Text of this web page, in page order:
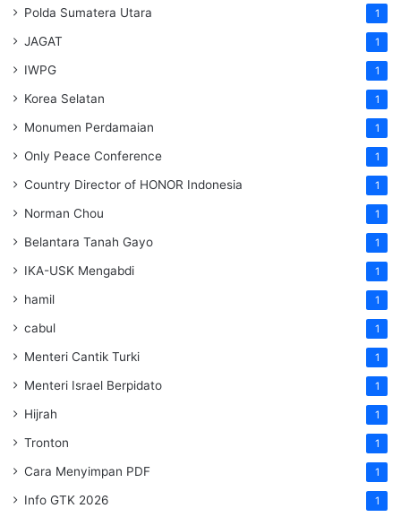
Polda Sumatera Utara 1
JAGAT 1
IWPG 1
Korea Selatan 1
Monumen Perdamaian 1
Only Peace Conference 1
Country Director of HONOR Indonesia 1
Norman Chou 1
Belantara Tanah Gayo 1
IKA-USK Mengabdi 1
hamil 1
cabul 1
Menteri Cantik Turki 1
Menteri Israel Berpidato 1
Hijrah 1
Tronton 1
Cara Menyimpan PDF 1
Info GTK 2026 1